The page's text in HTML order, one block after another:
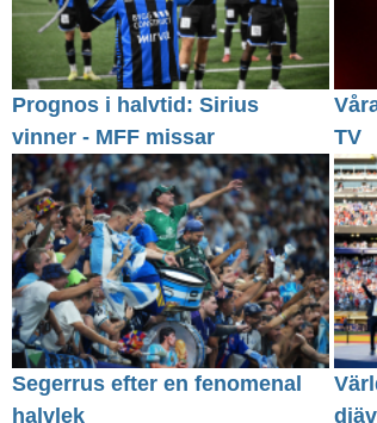
Prognos i halvtid: Sirius
vinner - MFF missar
TV
Segerrus efter en fenomenal
halvlek